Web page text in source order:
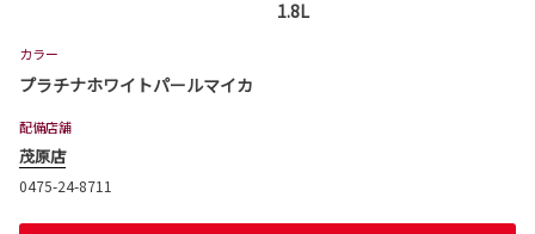
1.8L
カラー
プラチナホワイトパールマイカ
配備店舗
茂原店
0475-24-8711